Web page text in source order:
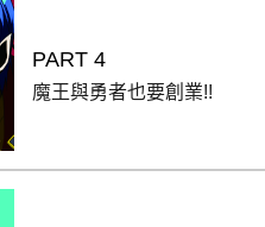
PART 4
魔王與勇者也要創業!!